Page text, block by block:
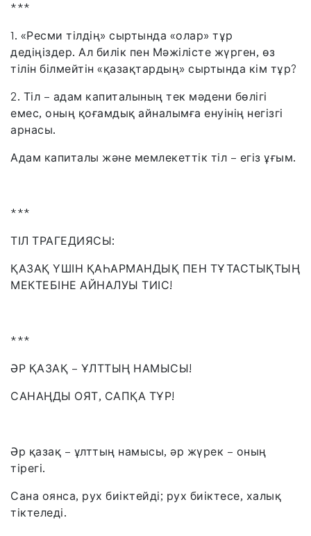
***
1. «Ресми тілдің» сыртында «олар» тұр
дедіңіздер. Ал билік пен Мәжілісте жүрген, өз
тілін білмейтін «қазақтардың» сыртында кім тұр?
2. Тіл – адам капиталының тек мәдени бөлігі
емес, оның қоғамдық айналымға енуінің негізгі
арнасы.
Адам капиталы және мемлекеттік тіл – егіз ұғым.
***
ТІЛ ТРАГЕДИЯСЫ:
ҚАЗАҚ ҮШІН ҚАҺАРМАНДЫҚ ПЕН ТҰТАСТЫҚТЫҢ
МЕКТЕБІНЕ АЙНАЛУЫ ТИІС!
***
ӘР ҚАЗАҚ – ҰЛТТЫҢ НАМЫСЫ!
САНАҢДЫ ОЯТ, САПҚА ТҰР!
Әр қазақ – ұлттың намысы, әр жүрек – оның
тірегі.
Сана оянса, рух биіктейді; рух биіктесе, халық
тіктеледі.